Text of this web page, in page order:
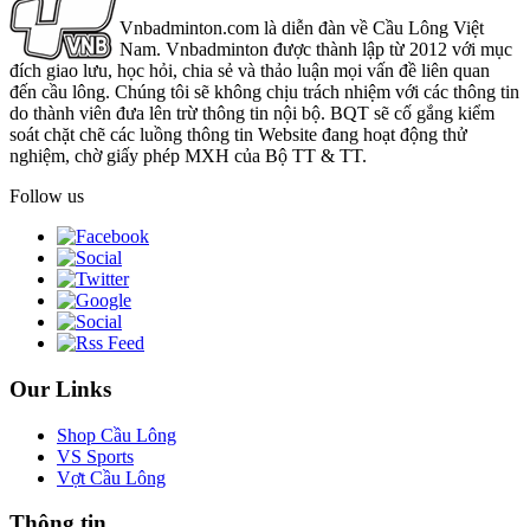
Vnbadminton.com là diễn đàn về Cầu Lông Việt
Nam. Vnbadminton được thành lập từ 2012 với mục
đích giao lưu, học hỏi, chia sẻ và thảo luận mọi vấn đề liên quan
đến cầu lông. Chúng tôi sẽ không chịu trách nhiệm với các thông tin
do thành viên đưa lên trừ thông tin nội bộ. BQT sẽ cố gắng kiểm
soát chặt chẽ các luồng thông tin Website đang hoạt động thử
nghiệm, chờ giấy phép MXH của Bộ TT & TT.
Follow us
Our Links
Shop Cầu Lông
VS Sports
Vợt Cầu Lông